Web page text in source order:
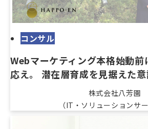
コンサル
Webマーケティング本格始動前
応え。 潜在層育成を見据えた
株式会社八芳園
（IT・ソリューションサー